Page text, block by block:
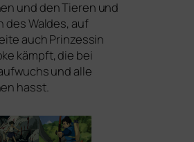
und den Tieren und
des Waldes, auf
auch Prinzessin
kämpft, die bei
und alle
hasst.